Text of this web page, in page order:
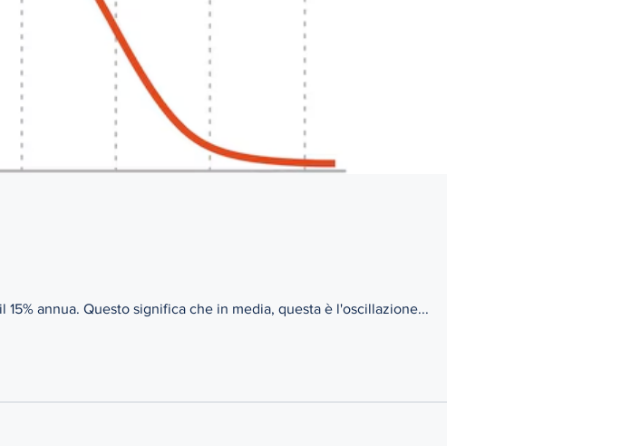
annua. Questo significa che in media, questa è l'oscillazione...